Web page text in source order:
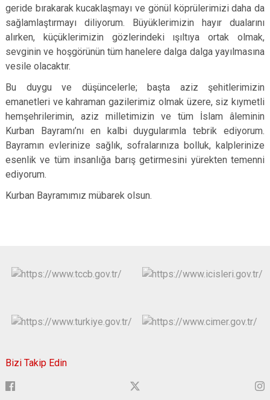
geride bırakarak kucaklaşmayı ve gönül köprülerimizi daha da
sağlamlaştırmayı diliyorum. Büyüklerimizin hayır dualarını
alırken, küçüklerimizin gözlerindeki ışıltıya ortak olmak,
sevginin ve hoşgörünün tüm hanelere dalga dalga yayılmasına
vesile olacaktır.
Bu duygu ve düşüncelerle; başta aziz şehitlerimizin
emanetleri ve kahraman gazilerimiz olmak üzere, siz kıymetli
hemşehrilerimin, aziz milletimizin ve tüm İslam âleminin
Kurban Bayramı’nı en kalbi duygularımla tebrik ediyorum.
Bayramın evlerinize sağlık, sofralarınıza bolluk, kalplerinize
esenlik ve tüm insanlığa barış getirmesini yürekten temenni
ediyorum.
Kurban Bayramımız mübarek olsun.
Bizi Takip Edin